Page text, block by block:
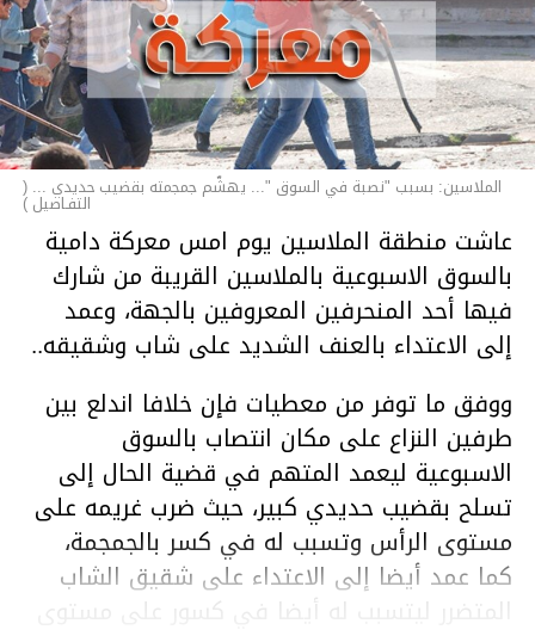
الملاسين: بسبب "نصبة في السوق "... يهشّم جمجمته بقضيب حديدي ... (
التفـاصيل )
عاشت منطقة الملاسين يوم امس معركة دامية
بالسوق الاسبوعية بالملاسين القريبة من شارك
فيها أحد المنحرفين المعروفين بالجهة، وعمد
إلى الاعتداء بالعنف الشديد على شاب وشقيقه..
ووفق ما توفر من معطيات فإن خلافا اندلع بين
طرفين النزاع على مكان انتصاب بالسوق
الاسبوعية ليعمد المتهم في قضية الحال إلى
تسلح بقضيب حديدي كبير، حيث ضرب غريمه على
مستوى الرأس وتسبب له في كسر بالجمجمة،
كما عمد أيضا إلى الاعتداء على شقيق الشاب
المتضرر ليتسبب له أيضا في كسور على مستوى